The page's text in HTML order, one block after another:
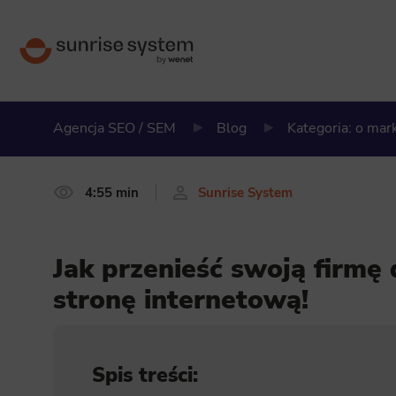
Agencja SEO / SEM Blog Kategoria: o
4:55 min Sunrise System
Jak przenieść swoją firmę
stronę internetową!
Spis treści: